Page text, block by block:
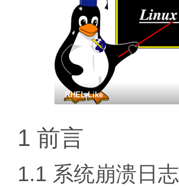
RHEL-Like
1 前言
1.1 系统崩溃日志